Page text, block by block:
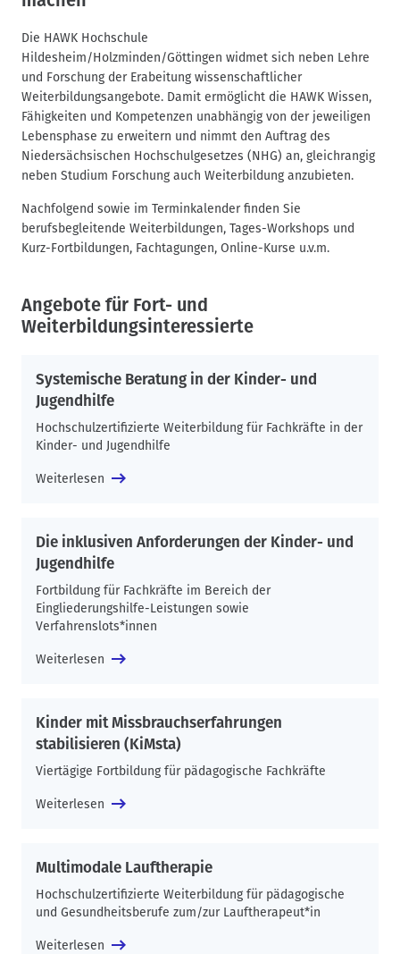
Die HAWK Hochschule
Hildesheim/Holzminden/Göttingen widmet sich neben Lehre
und Forschung der Erabeitung wissenschaftlicher
Weiterbildungsangebote. Damit ermöglicht die HAWK Wissen,
Fähigkeiten und Kompetenzen unabhängig von der jeweiligen
Lebensphase zu erweitern und nimmt den Auftrag des
Niedersächsischen Hochschulgesetzes (NHG) an, gleichrangig
neben Studium Forschung auch Weiterbildung anzubieten.
Nachfolgend sowie im Terminkalender finden Sie
berufsbegleitende Weiterbildungen, Tages-Workshops und
Kurz-Fortbildungen, Fachtagungen, Online-Kurse u.v.m.
Angebote für Fort- und
Weiterbildungsinteressierte
Systemische Beratung in der Kinder- und
Jugendhilfe
Hochschulzertifizierte Weiterbildung für Fachkräfte in der
Kinder- und Jugendhilfe
Weiterlesen
Die inklusiven Anforderungen der Kinder- und
Jugendhilfe
Fortbildung für Fachkräfte im Bereich der
Eingliederungshilfe-Leistungen sowie
Verfahrenslots*innen
Weiterlesen
Kinder mit Missbrauchserfahrungen
stabilisieren (KiMsta)
Viertägige Fortbildung für pädagogische Fachkräfte
Weiterlesen
Multimodale Lauftherapie
Hochschulzertifizierte Weiterbildung für pädagogische
und Gesundheitsberufe zum/zur Lauftherapeut*in
Weiterlesen